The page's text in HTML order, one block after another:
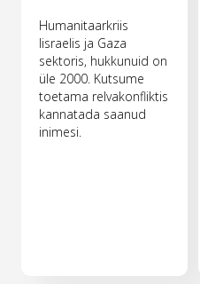
Humanitaarkriis
Iisraelis ja Gaza
sektoris, hukkunuid on
üle 2000. Kutsume
toetama relvakonfliktis
kannatada saanud
inimesi.